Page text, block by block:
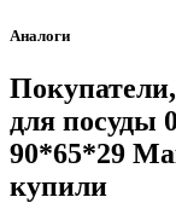
Аналоги
для посуды
90*65*29
купили